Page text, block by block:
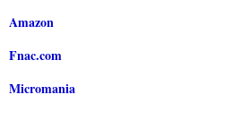
Amazon
Fnac.com
Micromania